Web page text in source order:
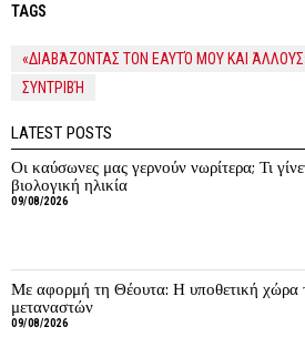
TAGS
«ΔΙΑΒΆΖΟΝΤΑΣ ΤΟΝ ΕΑΥΤΌ ΜΟΥ ΚΑΙ
ΣΥΝΤΡΙΒΉ
LATEST POSTS
Οι καύσωνες μας γερνούν νωρίτερα; Τι
βιολογική ηλικία
09/08/2026
Με αφορμή τη Θέουτα: Η υποθετική χώρα
μεταναστών
09/08/2026